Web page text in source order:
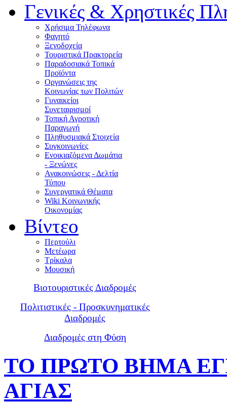
Γενικές & Χρηστικές
Χρήσιμα Τηλέφωνα
Φαγητό
Ξενοδοχεία
Τουριστικά Πρακτορεία
Παραδοσιακά Τοπικά
Προϊόντα
Οργανώσεις της
Κοινωνίας των Πολιτών
Γυναικείοι
Συνεταιρισμοί
Τοπική Αγροτική
Παραγωγή
Πληθυσμιακά Στοιχεία
Συγκοινωνίες
Ενοικιαζόμενα Δωμάτια
- Ξενώνες
Ανακοινώσεις - Δελτία
Τύπου
Συνεργατικά Θέματα
Wiki Κοινωνικής
Οικονομίας
Βίντεο
Περτούλι
Μετέωρα
Τρίκαλα
Μουσική
Βιοτουριστικές Διαδρομές
Πολιτιστικές - Προσκυνηματικές
Διαδρομές
Διαδρομές στη Φύση
ΤΟ ΠΡΩΤΟ ΒΗΜΑ
ΑΓΙΑΣ